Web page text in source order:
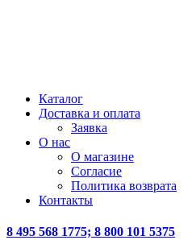
Каталог
Доставка и оплата
Заявка
О нас
О магазине
Согласие
Политика возврата
Контакты
8 495 568 1775; 8 800 101 5375